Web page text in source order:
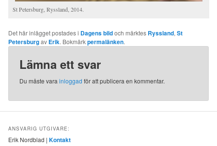
St Petersburg, Ryssland, 2014.
Det här inlägget postades i Dagens bildoch märktes Ryssland,St
Petersburgav Erik. Bokmärkpermalänken.
Lämna ett svar
Du måste vara inloggad för att publicera en kommentar.
ANSVARIG UTGIVARE:
Erik Nordblad |Kontakt